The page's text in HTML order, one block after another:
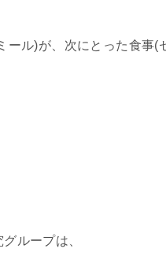
ール)が、次にとった食事
ループは、